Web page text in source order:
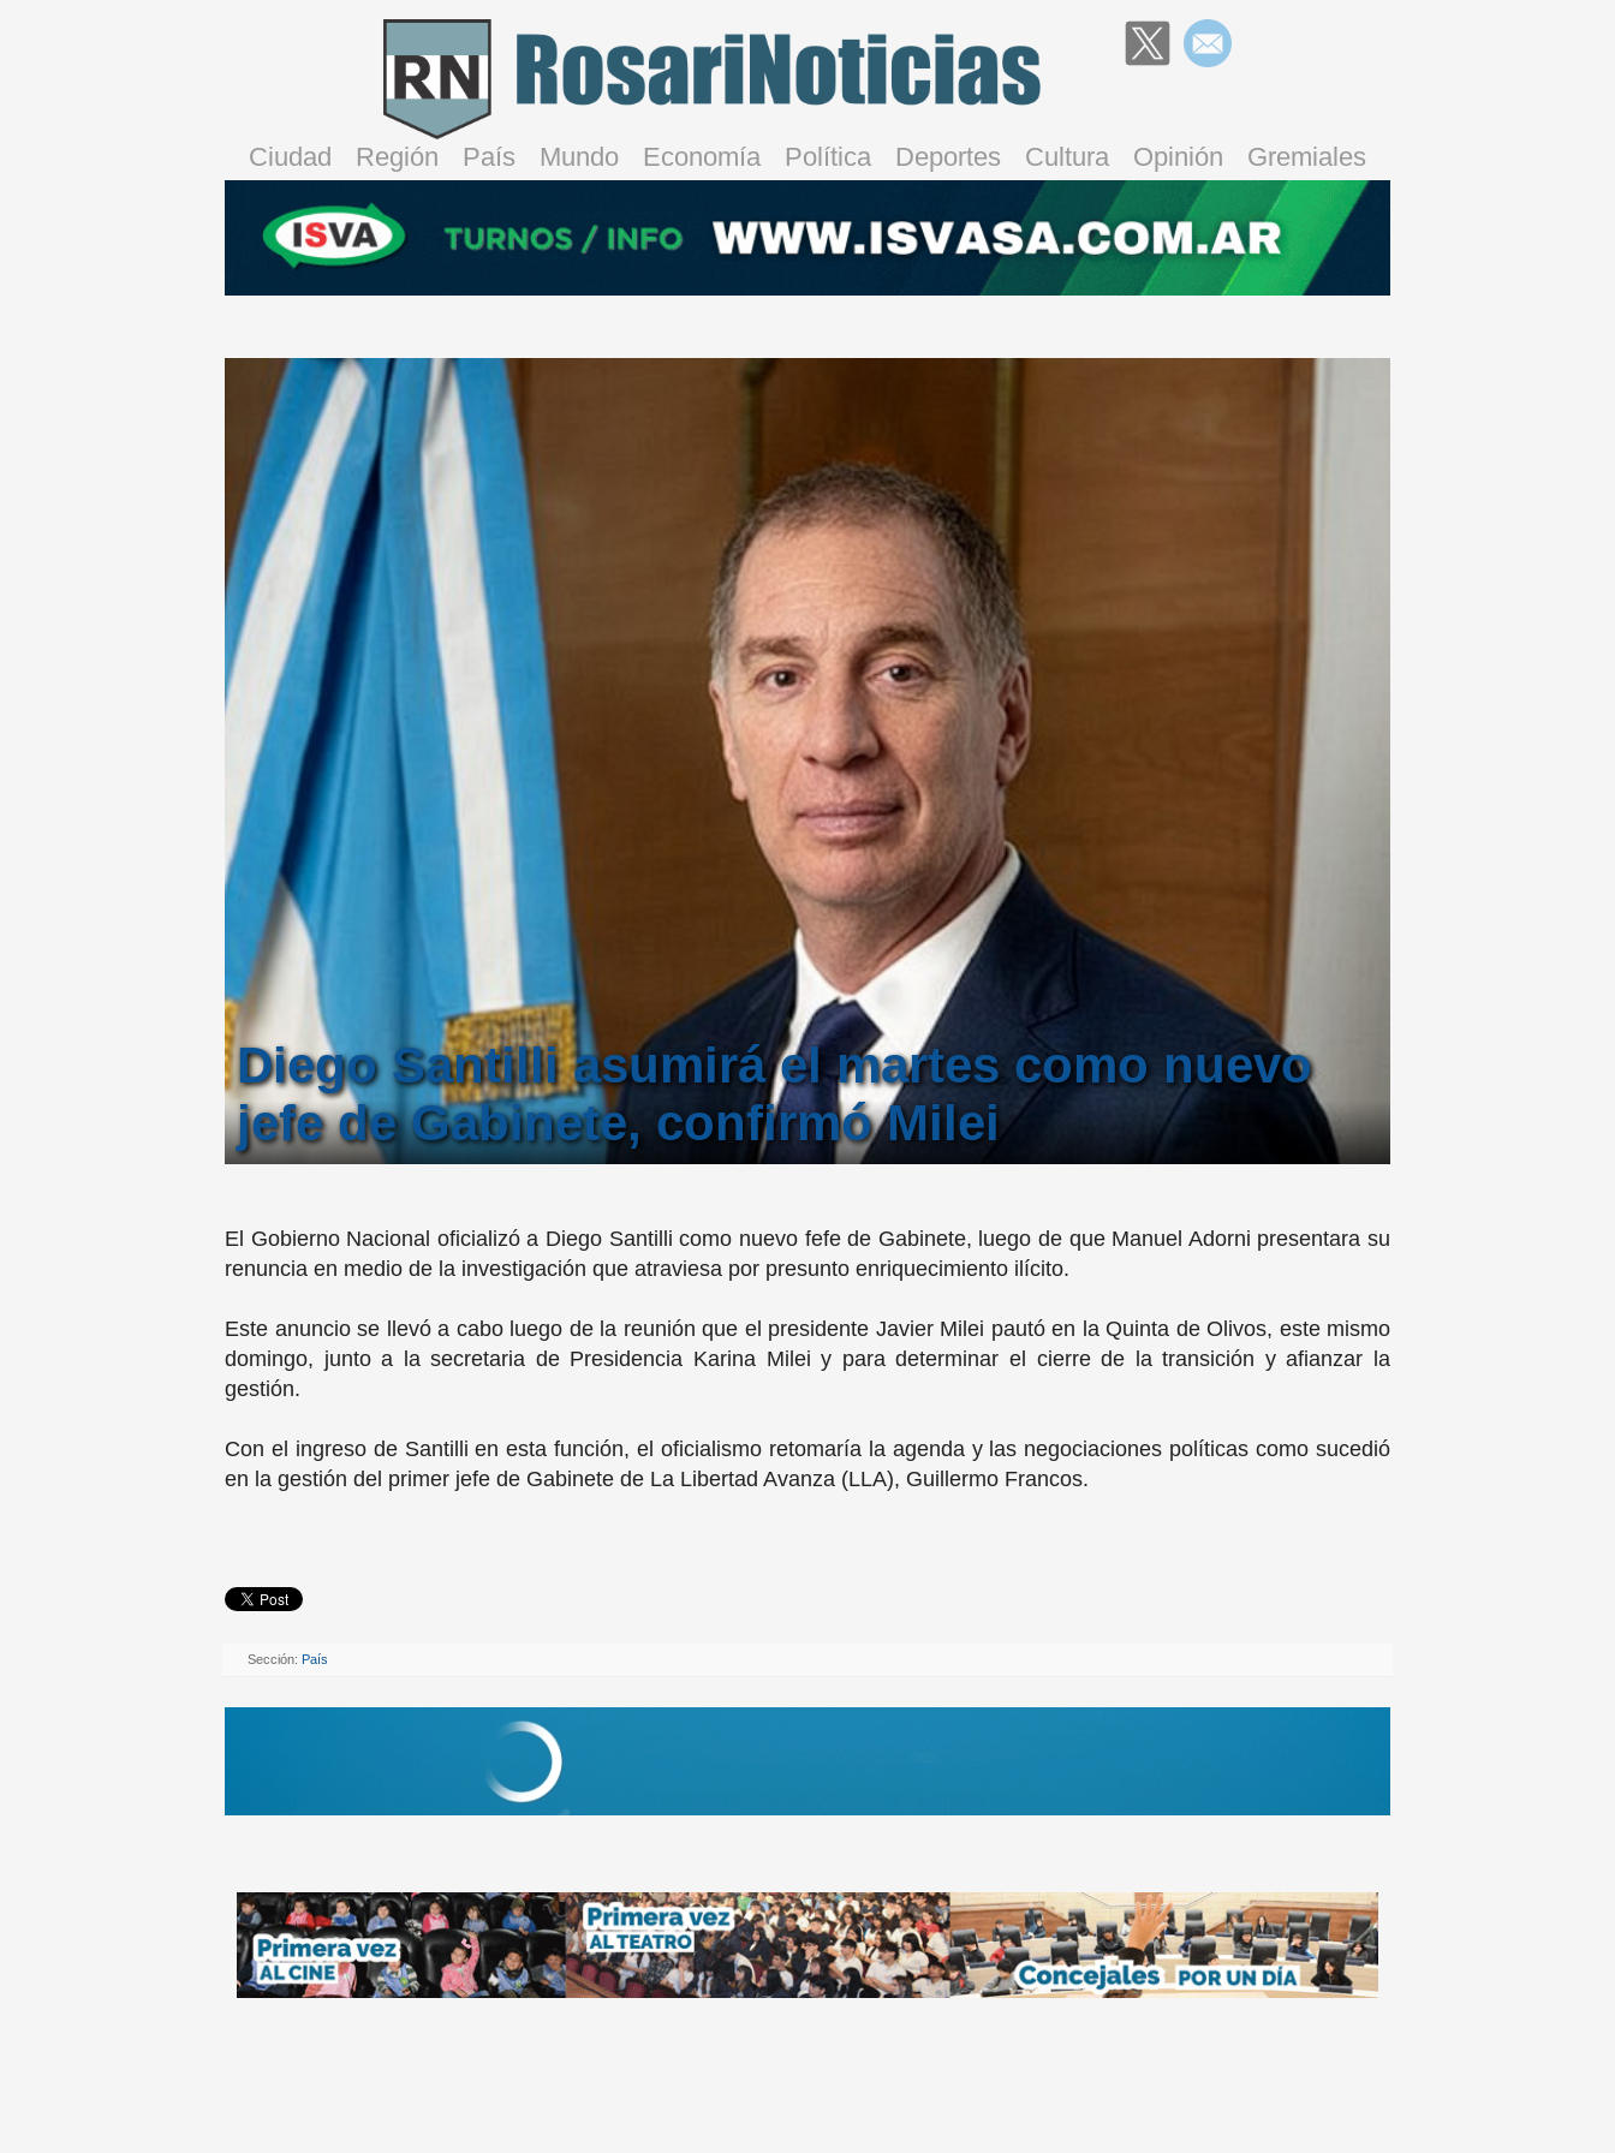
Ciudad Región País Mundo Economía Política Deportes Cultura Opinión Gremiales
Diego Santilli asumirá el martes como nuevo
jefe de Gabinete, confirmó Milei
El Gobierno Nacional oficializó a Diego Santilli como nuevo fefe de Gabinete, luego de que Manuel Adorni presentara su
renuncia en medio de la investigación que atraviesa por presunto enriquecimiento ilícito.
Este anuncio se llevó a cabo luego de la reunión que el presidente Javier Milei pautó en la Quinta de Olivos, este mismo
domingo, junto a la secretaria de Presidencia Karina Milei y para determinar el cierre de la transición y afianzar la
gestión.
Con el ingreso de Santilli en esta función, el oficialismo retomaría la agenda y las negociaciones políticas como sucedió
en la gestión del primer jefe de Gabinete de La Libertad Avanza (LLA), Guillermo Francos.
Sección: País